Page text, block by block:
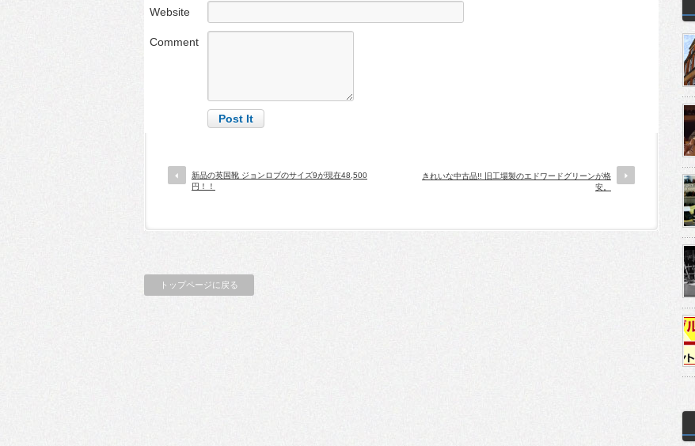
Website
Comment
新品の英国靴 ジョンロブのサイズ9が現在48,500
円！！
きれいな中古品!! 旧工場製のエドワードグリーンが格
安。
トップページに戻る